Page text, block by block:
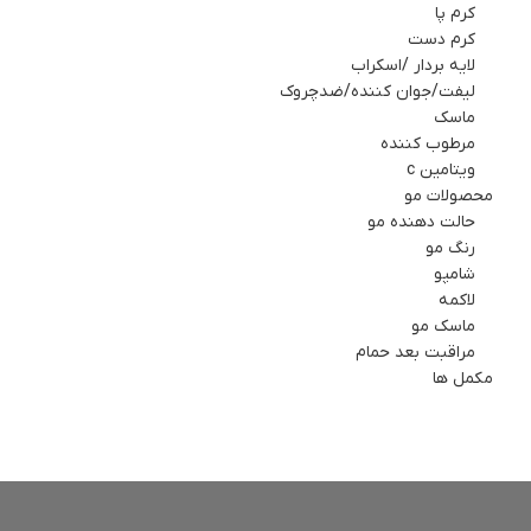
کرم پا
کرم دست
لایه بردار /اسکراب
لیفت/جوان کننده/ضدچروک
ماسك
مرطوب کننده
ویتامین c
محصولات مو
حالت دهنده مو
رنگ مو
شامپو
لاکمه
ماسک مو
مراقبت بعد حمام
مکمل ها